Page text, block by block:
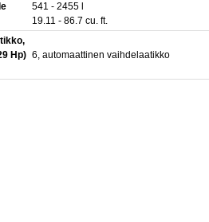
541 - 2455 l
19.11 - 86.7 cu. ft.
Hp) 6, automaattinen vaihdelaatikko